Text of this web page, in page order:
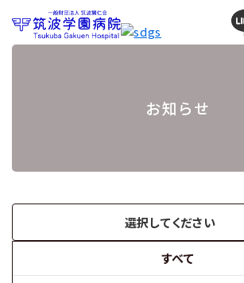
お知らせ
選択してください
すべて